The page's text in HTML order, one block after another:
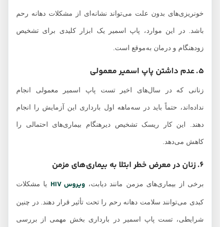
خونریزی‌های بدون علت می‌تواند نشانه‌ای از مشکلات دهانه رحم
باشد. در این موارد، پاپ اسمیر یک ابزار کلیدی برای تشخیص
زودهنگام و درمان به‌موقع است.
زنانی که در سال‌های اخیر تست پاپ اسمیر معمولی انجام
نداده‌اند، حتماً باید در سه‌ماهه اول بارداری این آزمایش را انجام
دهند. این کار ریسک تشخیص دیرهنگام بیماری‌های احتمالی را
کاهش می‌دهد.
برخی از بیماری‌های مزمن مانند دیابت،ویروس HIV یا مشکلات
کبدی می‌توانند سلامت دهانه رحم را تحت تأثیر قرار دهند. در چنین
شرایطی، تست پاپ اسمیر در بارداری بخش مهمی از بررسی